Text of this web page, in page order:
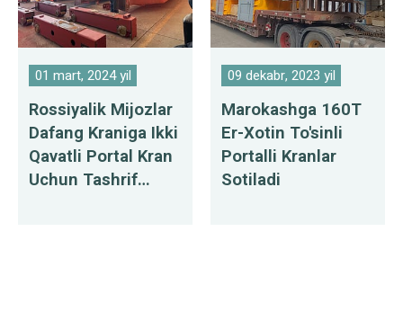
01 mart, 2024 yil
Rossiyalik Mijozlar
Dafang Kraniga Ikki
Qavatli Portal Kran
Uchun Tashrif
09 dekabr, 2023 yil
Marokashga 160T
Er-Xotin To'sinli
Portalli Kranlar
Sotiladi